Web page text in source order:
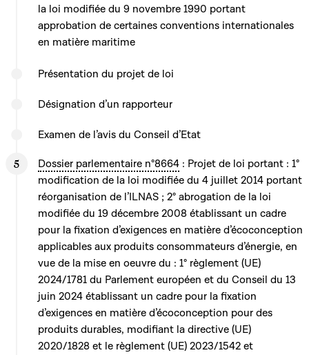
la loi modifiée du 9 novembre 1990 portant
approbation de certaines conventions internationales
en matière maritime
Présentation du projet de loi
Désignation d’un rapporteur
Examen de l’avis du Conseil d’Etat
Dossier parlementaire n°8664 : Projet de loi portant : 1°
modification de la loi modifiée du 4 juillet 2014 portant
réorganisation de l’ILNAS ; 2° abrogation de la loi
modifiée du 19 décembre 2008 établissant un cadre
pour la fixation d’exigences en matière d’écoconception
applicables aux produits consommateurs d’énergie, en
vue de la mise en oeuvre du : 1° règlement (UE)
2024/1781 du Parlement européen et du Conseil du 13
juin 2024 établissant un cadre pour la fixation
d’exigences en matière d’écoconception pour des
produits durables, modifiant la directive (UE)
2020/1828 et le règlement (UE) 2023/1542 et